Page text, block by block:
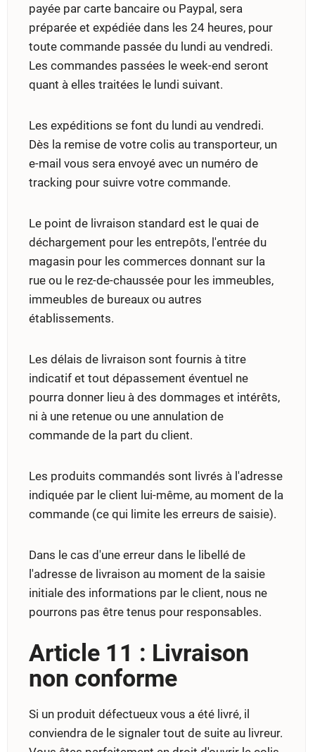
payée par carte bancaire ou Paypal, sera
préparée et expédiée dans les 24 heures, pour
toute commande passée du lundi au vendredi.
Les commandes passées le week-end seront
quant à elles traitées le lundi suivant.
Les expéditions se font du lundi au vendredi.
Dès la remise de votre colis au transporteur, un
e-mail vous sera envoyé avec un numéro de
tracking pour suivre votre commande.
Le point de livraison standard est le quai de
déchargement pour les entrepôts, l'entrée du
magasin pour les commerces donnant sur la
rue ou le rez-de-chaussée pour les immeubles,
immeubles de bureaux ou autres
établissements.
Les délais de livraison sont fournis à titre
indicatif et tout dépassement éventuel ne
pourra donner lieu à des dommages et intérêts,
ni à une retenue ou une annulation de
commande de la part du client.
Les produits commandés sont livrés à l'adresse
indiquée par le client lui-même, au moment de la
commande (ce qui limite les erreurs de saisie).
Dans le cas d'une erreur dans le libellé de
l'adresse de livraison au moment de la saisie
initiale des informations par le client, nous ne
pourrons pas être tenus pour responsables.
Article 11 : Livraison
non conforme
Si un produit défectueux vous a été livré, il
conviendra de le signaler tout de suite au livreur.